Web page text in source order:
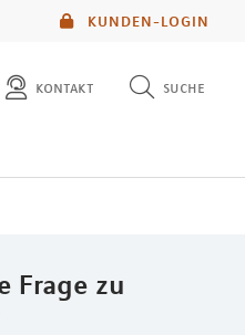
KUNDEN-LOGIN
kontakt suche
Frage zu